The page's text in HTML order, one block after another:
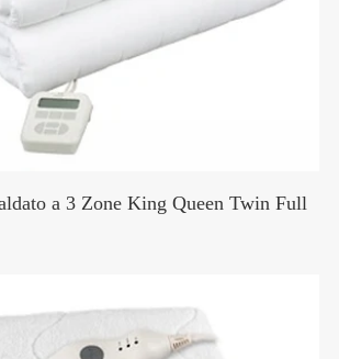
a 3 Zone King Queen Twin Full